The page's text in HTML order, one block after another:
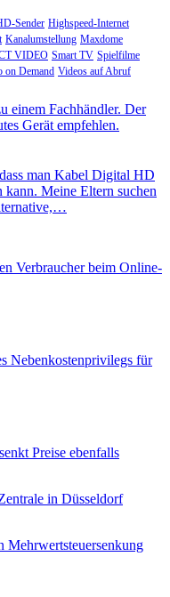
Sender Highspeed-Internet
Kanalumstellung Maxdome
VIDEO Smart TV Spielfilme
on Demand Videos auf Abruf
einem Fachhändler. Der
Gerät empfehlen.
man Kabel Digital HD
Meine Eltern suchen
Verbraucher beim Online-
Nebenkostenprivilegs für
Preise ebenfalls
Mehrwertsteuersenkung